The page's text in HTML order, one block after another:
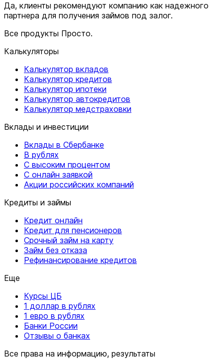
Да, клиенты рекомендуют компанию как надежного
партнера для получения займов под залог.
Все продукты Просто.
Калькуляторы
Калькулятор вкладов
Калькулятор кредитов
Калькулятор ипотеки
Калькулятор автокредитов
Калькулятор медстраховки
Вклады и инвестиции
Вклады в Сбербанке
В рублях
С высоким процентом
С онлайн заявкой
Акции российских компаний
Кредиты и займы
Кредит онлайн
Кредит для пенсионеров
Срочный займ на карту
Займ без отказа
Рефинансирование кредитов
Еще
Курсы ЦБ
1 доллар в рублях
1 евро в рублях
Банки России
Отзывы о банках
Все права на информацию, результаты